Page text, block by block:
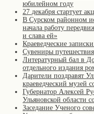
юбилейном году
27 декабря стартует
В Сурском районном
начала работу
и слава ей»
Краеведческие
Сувениры путешествия
Литературный бал в
отдельного издания
Дарители поздравят
краеведческий музей
Губернатор Алексей
Ульяновской области
Заседание Ученого